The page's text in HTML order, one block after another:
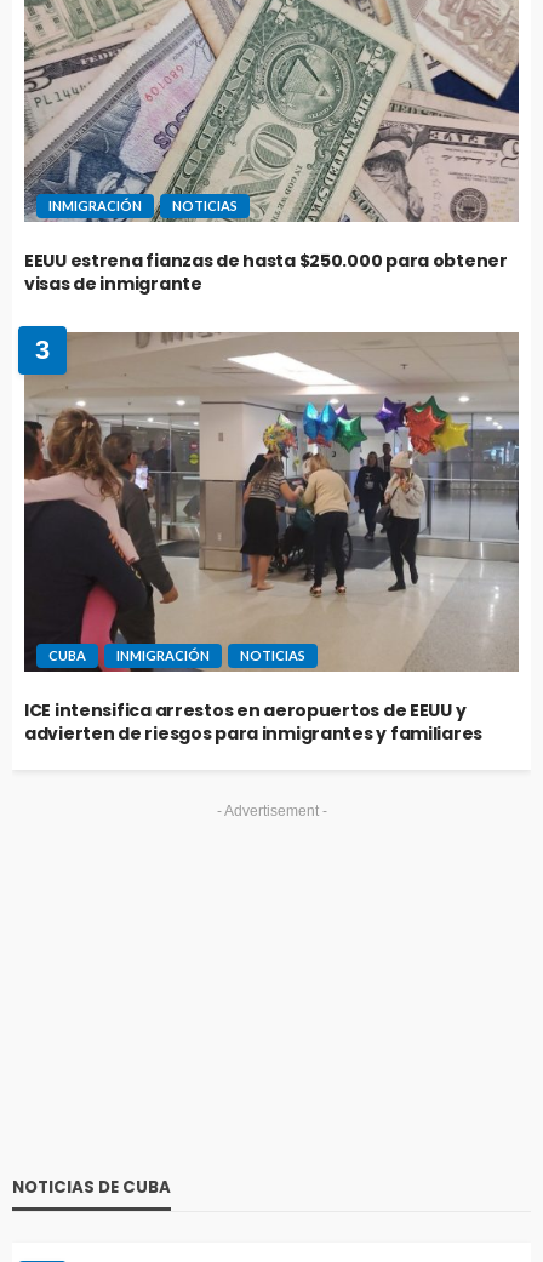
INMIGRACIÓN NOTICIAS
EEUU estrena fianzas de hasta $250.000 para obtener
visas de inmigrante
3
CUBA INMIGRACIÓN NOTICIAS
ICE intensifica arrestos en aeropuertos de EEUU y
advierten de riesgos para inmigrantes y familiares
- Advertisement -
NOTICIAS DE CUBA